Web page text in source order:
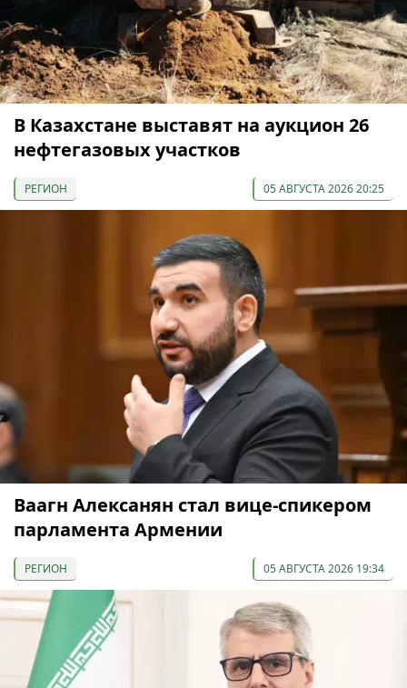
В Казахстане выставят на аукцион 26
нефтегазовых участков
РЕГИОН 05 АВГУСТА 2026 20:25
Ваагн Алексанян стал вице-спикером
парламента Армении
РЕГИОН 05 АВГУСТА 2026 19:34